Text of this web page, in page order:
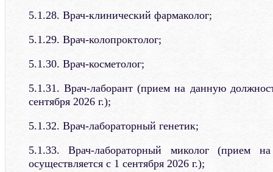
5.1.28. Врач-клинический фармаколог;
5.1.29. Врач-колопроктолог;
5.1.30. Врач-косметолог;
5.1.31. Врач-лаборант (прием на данную
сентября 2026 г.);
5.1.32. Врач-лабораторный генетик;
5.1.33. Врач-лабораторный миколог (прием
осуществляется с 1 сентября 2026 г.);